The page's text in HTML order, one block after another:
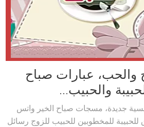
والحب، عبارات صباح
والحبيب...
جديدة، مسجات صباح الخير واتس
للمخطوبين للحبيب للزوج رسائل